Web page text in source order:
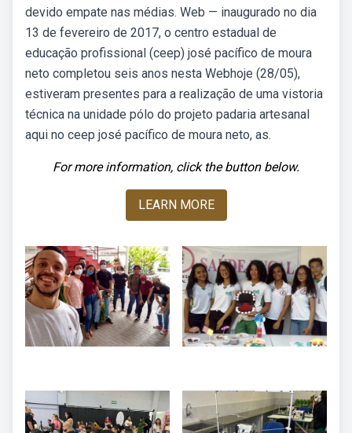
devido empate nas médias. Web — inaugurado no dia
13 de fevereiro de 2017, o centro estadual de
educação profissional (ceep) josé pacífico de moura
neto completou seis anos nesta Webhoje (28/05),
estiveram presentes para a realização de uma vistoria
técnica na unidade pólo do projeto padaria artesanal
aqui no ceep josé pacífico de moura neto, as.
For more information, click the button below.
LEARN MORE